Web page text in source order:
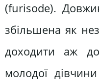
(furіsode).
збільшена як
доходити аж
молодої